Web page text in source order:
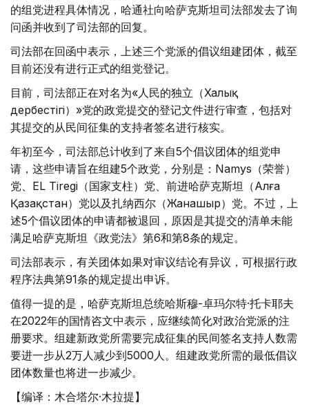
的组党进程具体情况，哈通社向哈萨克斯坦司法部发去了询
问函并收到了司法部的回复。
司法部在回函中表示，上述三个党派的倡议组建团体，截至
目前还没有进行正式的组党登记。
目前，司法部正在对名为«人民的独立（Халық
дербестігі）»党的政党提交的登记文件进行审查，包括对
其提交的从民间征集的支持者签名进行核实。
年初至今，司法部总计收到了来自5个倡议团体的组党申
请，这些申请旨在组建5个政党，分别是：Namys（荣誉）
党、ЕL Тiregi（国家支柱）党、前进哈萨克斯坦（Алға
Қазақстан）党以及扎纳西尔（Жанашыр）党。不过，上
述5个倡议团体的申请都被退回，原因是其提交的清单未能
满足哈萨克斯坦《政党法》第6和第8条的规定。
司法部表示，有关团体如果对审议结论有异议，可根据行政
程序法典第91条的规定提出申诉。
值得一提的是，哈萨克斯坦总统哈斯穆-卓玛尔特·托卡耶夫
在2022年的国情咨文中表示，应继续简化对政治党派的注
册要求。组建新政党所需要完成征集的民间签名支持人数需
要进一步从2万人减少到5000人。组建政党所需的最低倡议
团体数量也将进一步减少。
【编译：木合塔尔·木拉提】